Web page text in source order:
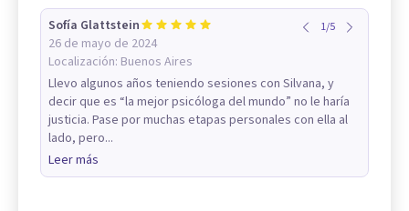
Sofía Glattstein
26 de mayo de 2024
Localización: Buenos Aires
1/5
Llevo algunos años teniendo sesiones con Silvana, y
decir que es “la mejor psicóloga del mundo” no le haría
justicia. Pase por muchas etapas personales con ella al
lado, pero...
Leer más